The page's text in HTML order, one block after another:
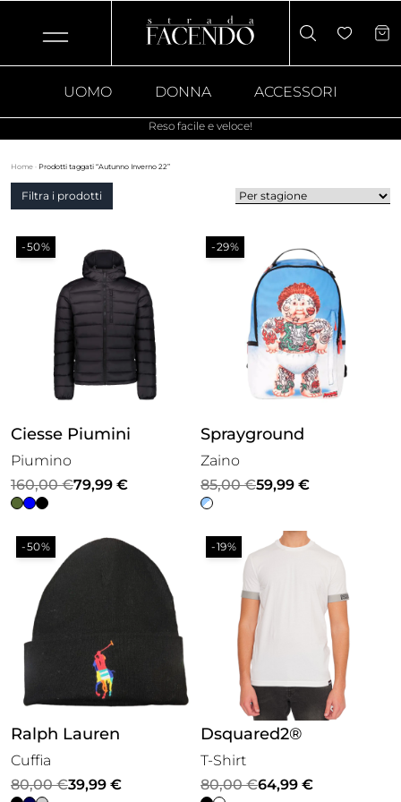
UOMO DONNA ACCESSORI
Reso facile e veloce!
Home · Prodotti taggati “Autunno Inverno 22”
Filtra i prodotti
-50%
Ciesse Piumini
Piumino
160,00€
Il
prezzo
originale
era:
160,00 €.
79,99 €
Il
prezzo
attuale
è:
79,99 €.
-29%
Sprayground
Zaino
85,00€
Il
prezzo
originale
era:
59,99 €
Il
prezzo
attuale
è:
-50%
Ralph Lauren
Cuffia
80,00€
Il
39,99 €
Il
-19%
Dsquared2®
T-Shirt
80,00€
Il
64,99 €
Il